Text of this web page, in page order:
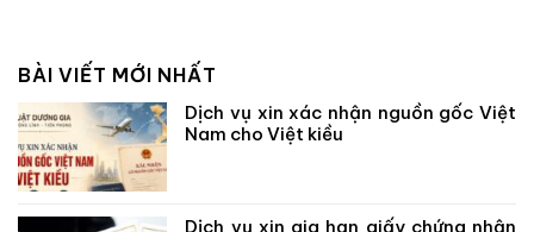
BÀI VIẾT MỚI NHẤT
Dịch vụ xin xác nhận nguồn gốc Việt
Nam cho Việt kiều
Dịch vụ xin gia hạn giấy chứng nhận